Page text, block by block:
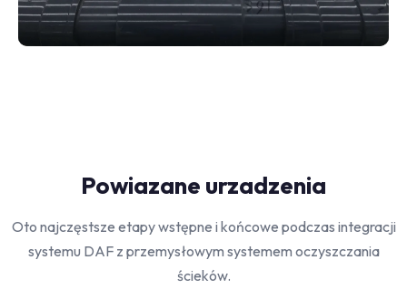
Powiazane urzadzenia
Oto najczęstsze etapy wstępne i końcowe podczas integracji
systemu DAF z przemysłowym systemem oczyszczania
ścieków.